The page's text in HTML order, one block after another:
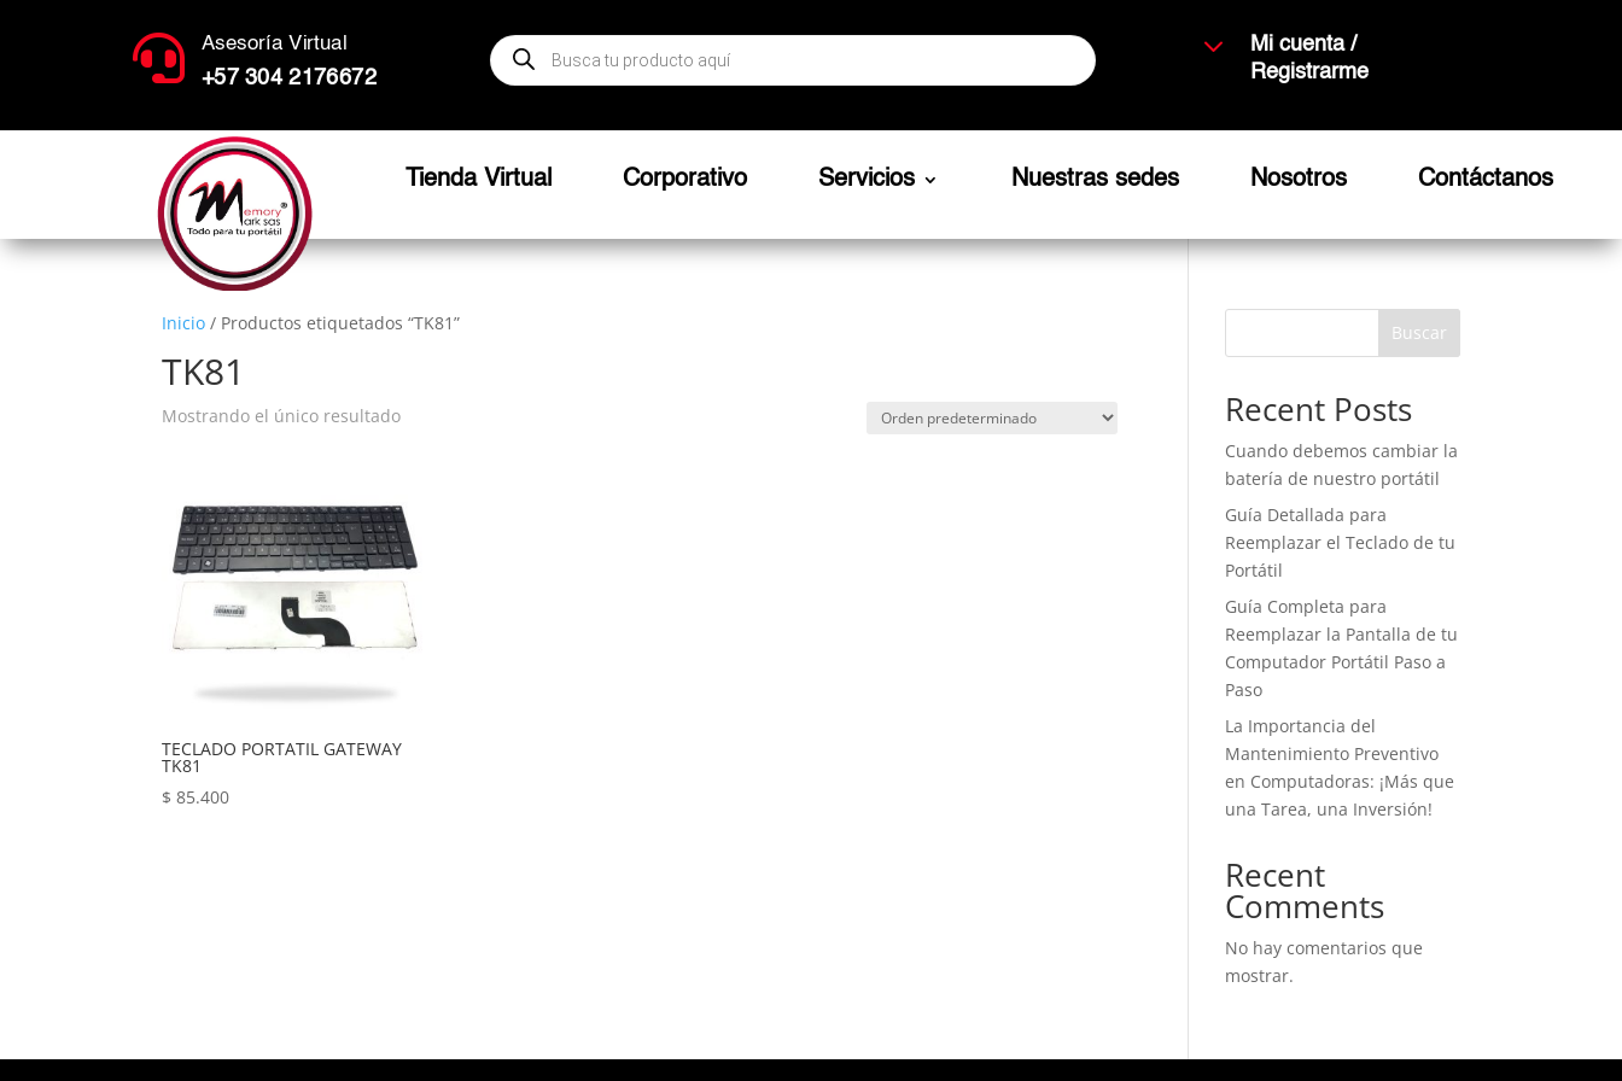
 Asesoría Virtual
+57 304 2176672
Búsqueda
de
productos
3
Mi cuenta /
Registrarme
Tienda Virtual Corporativo Servicios Nuestras sedes Nosotros Contáctanos
Inicio / Productos etiquetados “TK81”
TK81
Mostrando el único resultado
TECLADO PORTATIL GATEWAY
TK81
$ 85.400
Buscar
Recent Posts
Cuando debemos cambiar la
batería de nuestro portátil
Guía Detallada para
Reemplazar el Teclado de tu
Portátil
Guía Completa para
Reemplazar la Pantalla de tu
Computador Portátil Paso a
Paso
La Importancia del
Mantenimiento Preventivo
en Computadoras: ¡Más que
una Tarea, una Inversión!
Recent
Comments
No hay comentarios que
mostrar.